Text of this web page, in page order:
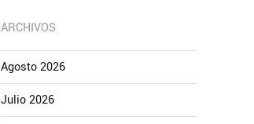
ARCHIVOS
Agosto 2026
Julio 2026